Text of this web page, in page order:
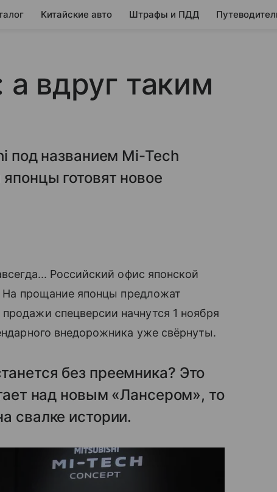
Китайские авто Штрафы и ПДД
вдруг таким
под названием Mi-Tech
готовят новое
Российский офис японской
На прощание японцы предложат
спецверсии начнутся 1 ноября
внедорожника уже свёрнуты.
без преемника? Это
над новым «Лансером», то
свалке истории.